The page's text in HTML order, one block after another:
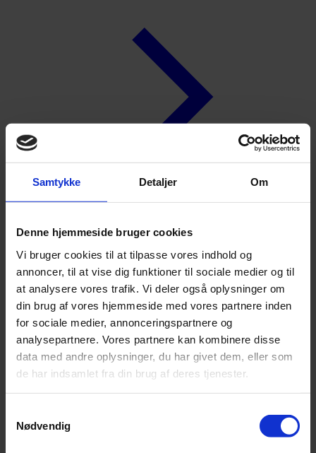
Samtykke Detaljer Om
Denne hjemmeside bruger cookies
Vi bruger cookies til at tilpasse vores indhold og
annoncer, til at vise dig funktioner til sociale medier og til
at analysere vores trafik. Vi deler også oplysninger om
din brug af vores hjemmeside med vores partnere inden
for sociale medier, annonceringspartnere og
analysepartnere. Vores partnere kan kombinere disse
data med andre oplysninger, du har givet dem, eller som
de har indsamlet fra din brug af deres tjenester.
Nødvendig
Forside
Medlemsfordele
Fordelsprogram
Returpapir
mbn@grakom.dk